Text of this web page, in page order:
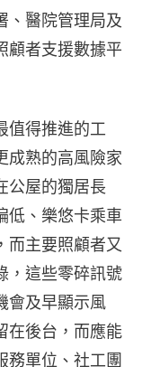
、醫院管理局及
顧者支援數據平
值得推進的工
成熟的高風險家
公屋的獨居長
低、樂悠卡乘車
而主要照顧者又
，這些零碎訊號
會及早顯示風
在後台，而應能
務單位、社工團